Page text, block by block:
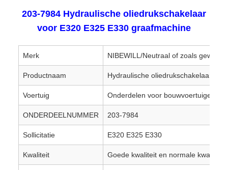
203-7984 Hydraulische oliedrukschakelaar
voor E320 E325 E330 graafmachine
Merk NIBEWILL/Neutraal of zoals gewenst
Productnaam Hydraulische oliedrukschakelaar
Voertuig Onderdelen voor bouwvoertuigen,
ONDERDEELNUMMER 203-7984
Sollicitatie E320 E325 E330
Kwaliteit Goede kwaliteit en normale kwaliteit